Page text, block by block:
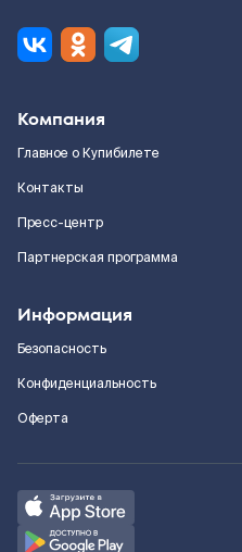
Компания
Главное о Купибилете
Контакты
Пресс-центр
Партнерская программа
Информация
Безопасность
Конфиденциальность
Оферта